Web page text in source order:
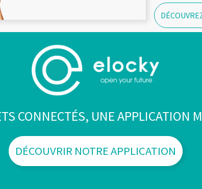
CONNECTÉS, UNE APPLICATION
DÉCOUVRIR NOTRE APPLICATION